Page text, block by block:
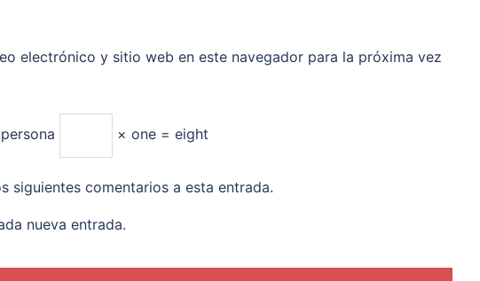
electrónico y sitio web en este navegador para la próxima vez
× one = eight
siguientes comentarios a esta entrada.
nueva entrada.